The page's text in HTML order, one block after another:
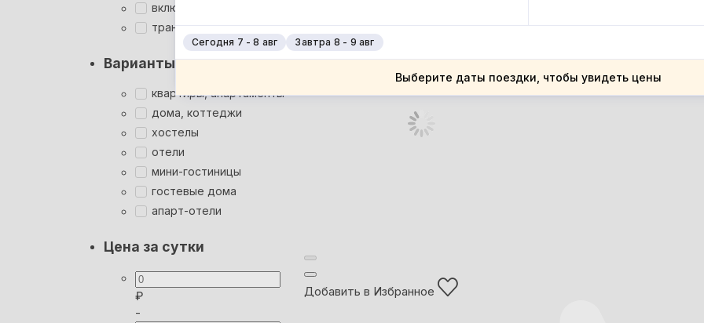
Сегодня 7 - 8 авг Завтра 8 - 9 авг
Выберите даты поездки, чтобы увидеть цены
включён завтрак
трансфер
Варианты размещения
квартиры, апартаменты
дома, коттеджи
хостелы
отели
мини-гостиницы
гостевые дома
апарт-отели
Цена за сутки
₽
-
Добавить в Избранное